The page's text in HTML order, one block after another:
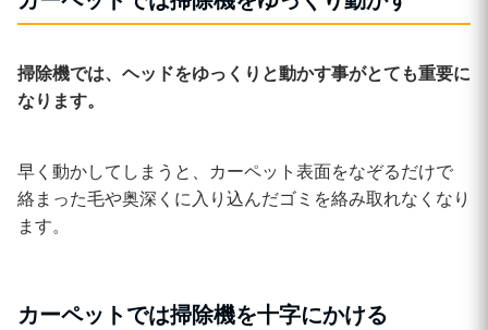
掃除機では、ヘッドをゆっくりと動かす事がとても重要に
なります。
早く動かしてしまうと、カーペット表面をなぞるだけで
絡まった毛や奥深くに入り込んだゴミを絡み取れなくなり
ます。
カーペットでは掃除機を十字にかける